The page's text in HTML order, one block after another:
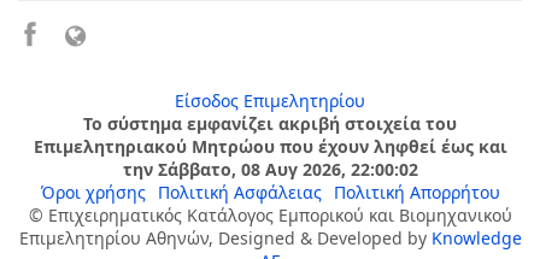
Είσοδος Επιμελητηρίου
Το σύστημα εμφανίζει ακριβή στοιχεία του
Επιμελητηριακού Μητρώου που έχουν ληφθεί έως και
την Σάββατο, 08 Αυγ 2026, 22:00:02
Όροι χρήσης
Πολιτική Ασφάλειας
Πολιτική Απορρήτου
© Επιχειρηματικός Κατάλογος Εμπορικού και Βιομηχανικού
Επιμελητηρίου Αθηνών, Designed & Developed by Knowledge